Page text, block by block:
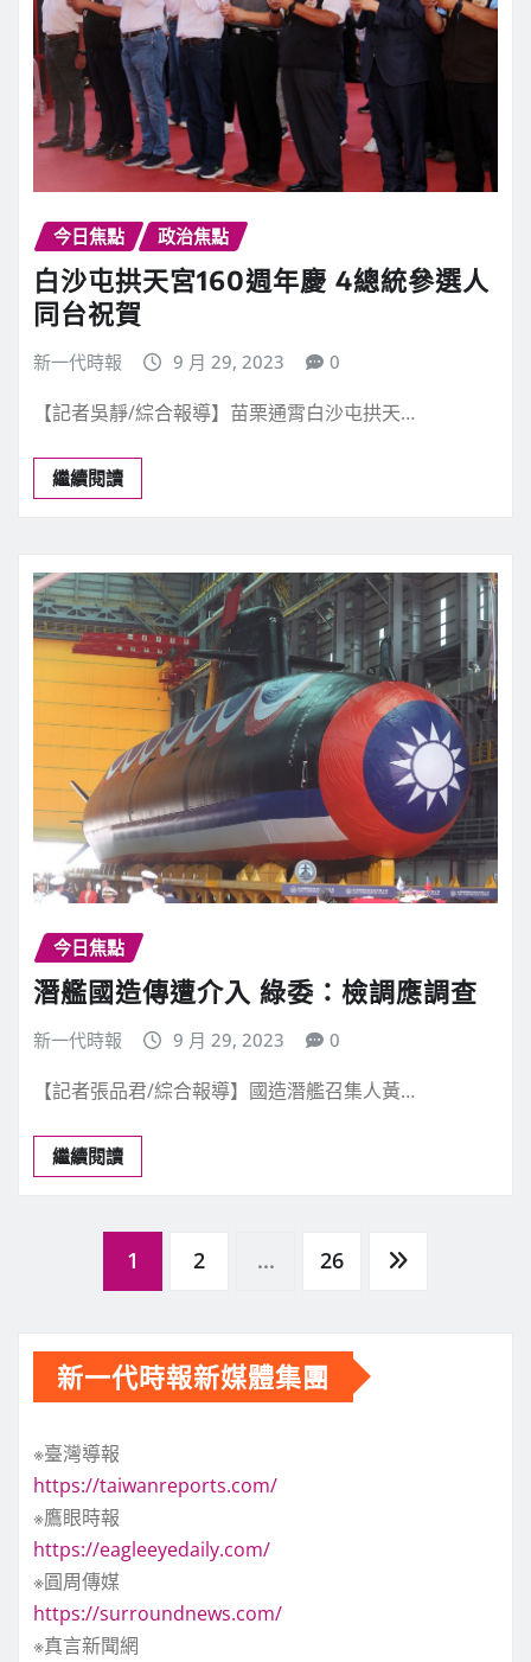
今日焦點 政治焦點
白沙屯拱天宮160週年慶 4總統參選人
同台祝賀
新一代時報 9 月 29, 2023 0
【記者吳靜/綜合報導】苗栗通霄白沙屯拱天…
繼續閱讀
今日焦點
潛艦國造傳遭介入 綠委：檢調應調查
新一代時報 9 月 29, 2023 0
【記者張品君/綜合報導】國造潛艦召集人黃…
繼續閱讀
章
分
頁
1 2 ... 26
新一代時報新媒體集團
※臺灣導報
https://taiwanreports.com/
※鷹眼時報
https://eagleeyedaily.com/
※圓周傳媒
https://surroundnews.com/
※真言新聞網